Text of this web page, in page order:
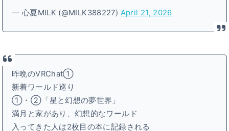
— 心夏MILK (@MILK388227) April 21, 2026
昨晩のVRChat①
新着ワールド巡り
①・②「星と幻想の夢世界」
満月と家があり、幻想的なワールド
入ってきた人は2枚目の本に記録される